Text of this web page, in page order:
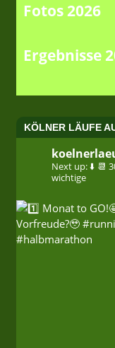
Fotos 2026
Ergebnisse
KÖLNER LÄUFE
Next up: ⬇️ 📆
wichtige